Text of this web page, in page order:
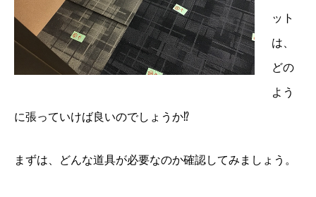
ット
は、
どの
よう
に張っていけば良いのでしょうか⁉
まずは、どんな道具が必要なのか確認してみましょう。